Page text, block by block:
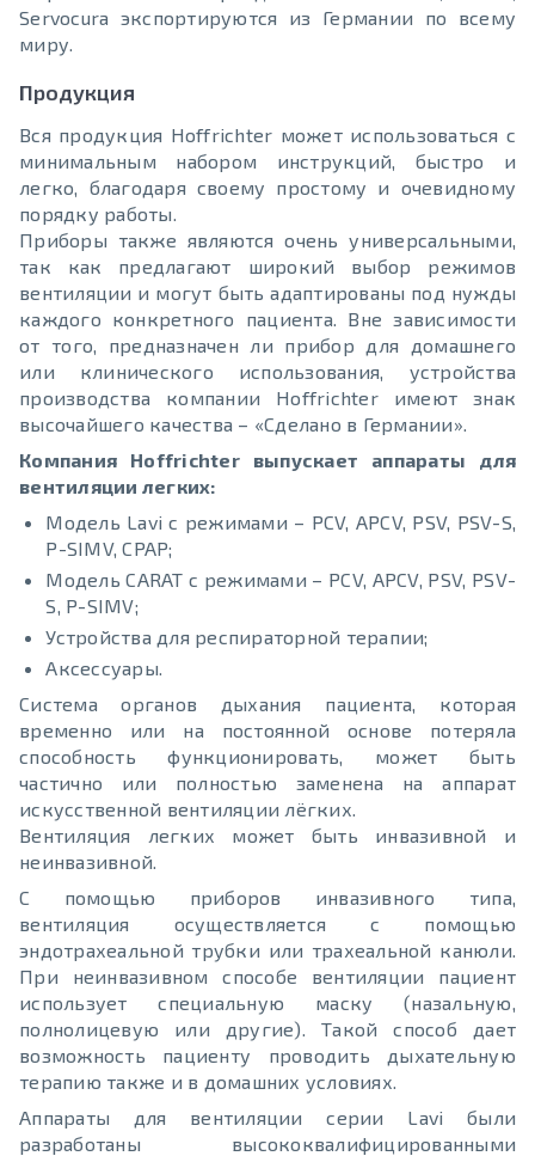
Servocura экспортируются из Германии по всему
миру.
Продукция
Вся продукция Hoffrichter может использоваться с
минимальным набором инструкций, быстро и
легко, благодаря своему простому и очевидному
порядку работы.
Приборы также являются очень универсальными,
так как предлагают широкий выбор режимов
вентиляции и могут быть адаптированы под нужды
каждого конкретного пациента. Вне зависимости
от того, предназначен ли прибор для домашнего
или клинического использования, устройства
производства компании Hoffrichter имеют знак
высочайшего качества – «Сделано в Германии».
Компания Hoffrichter выпускает аппараты для
вентиляции легких:
Модель Lavi с режимами – PCV, APCV, PSV, PSV-S,
P-SIMV, CPAP;
Модель CARAT с режимами – PCV, APCV, PSV, PSV-
S, P-SIMV;
Устройства для респираторной терапии;
Аксессуары.
Система органов дыхания пациента, которая
временно или на постоянной основе потеряла
способность функционировать, может быть
частично или полностью заменена на аппарат
искусственной вентиляции лёгких.
Вентиляция легких может быть инвазивной и
неинвазивной.
С помощью приборов инвазивного типа,
вентиляция осуществляется с помощью
эндотрахеальной трубки или трахеальной канюли.
При неинвазивном способе вентиляции пациент
использует специальную маску (назальную,
полнолицевую или другие). Такой способ дает
возможность пациенту проводить дыхательную
терапию также и в домашних условиях.
Аппараты для вентиляции серии Lavi были
разработаны высококвалифицированными